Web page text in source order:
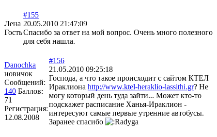
Лена
Гость
#155
20.05.2010 21:47:09
Спасибо за ответ на мой вопрос. Очень много полезного
для себя нашла.
Danochka
новичок
Сообщений:
140 Баллов:
71
Регистрация:
12.08.2008
#156
21.05.2010 09:25:18
Господа, а что такое происходит с сайтом КТЕЛ
Ираклиона http://www.ktel-heraklio-lassithi.gr? Не
могу который день туда зайти... Может кто-то
подскажет расписание Ханья-Ираклион -
интересуют самые первые утренние автобусы.
Заранее спасибо